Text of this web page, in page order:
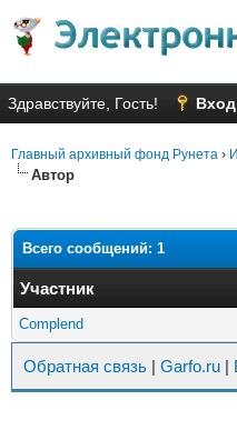
Здравствуйте, Гость! Вход
Главный архивный фонд Рунета ›
Автор
Всего сообщений: 1
Участник
Complend
Обратная связь | Garfo.ru |